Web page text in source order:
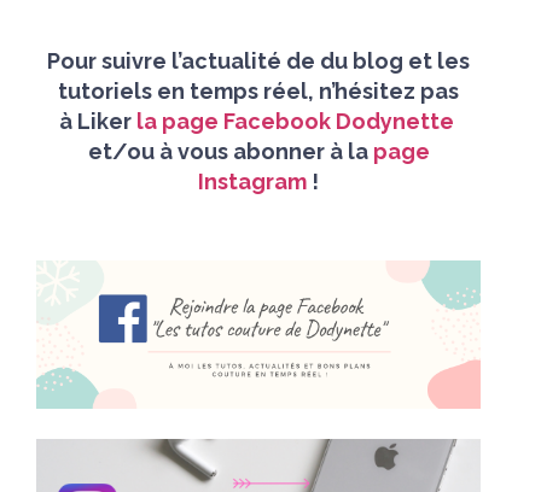
Pour suivre l’actualité de du blog et les
tutoriels en temps réel, n’hésitez pas
àLiker la page Facebook Dodynette
et/ou à vous abonner à lapage
Instagram !